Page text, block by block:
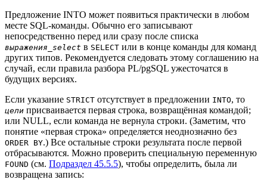
Предложение INTO может появиться практически в любом
месте SQL-команды. Обычно его записывают
непосредственно перед или сразу после списка
выражения_select в SELECT или в конце команды для команд
других типов. Рекомендуется следовать этому соглашению на
случай, если правила разбора PL/pgSQL ужесточатся в
будущих версиях.
Если указание STRICT отсутствует в предложении INTO, то
цели присваивается первая строка, возвращённая командой;
или NULL, если команда не вернула строки. (Заметим, что
понятие «первая строка» определяется неоднозначно без
ORDER BY.) Все остальные строки результата после первой
отбрасываются. Можно проверить специальную переменную
FOUND (см. Подраздел 45.5.5), чтобы определить, была ли
возвращена запись: